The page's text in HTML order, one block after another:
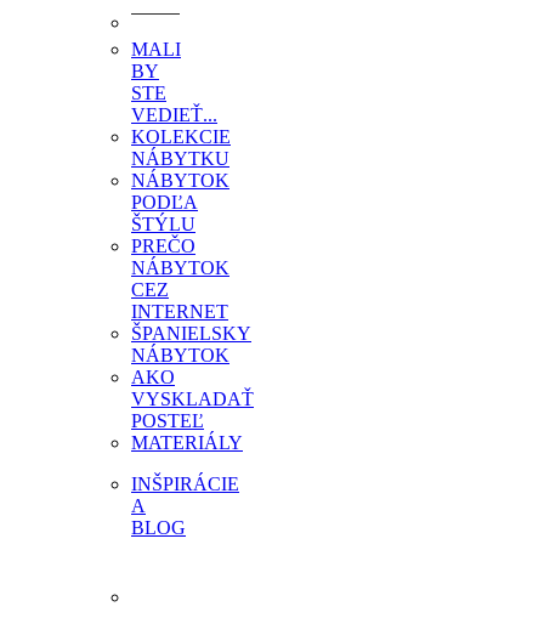
MALI
BY
STE
VEDIEŤ...
KOLEKCIE
NÁBYTKU
NÁBYTOK
PODĽA
ŠTÝLU
PREČO
NÁBYTOK
CEZ
INTERNET
ŠPANIELSKY
NÁBYTOK
AKO
VYSKLADAŤ
POSTEĽ
MATERIÁLY
INŠPIRÁCIE
A
BLOG